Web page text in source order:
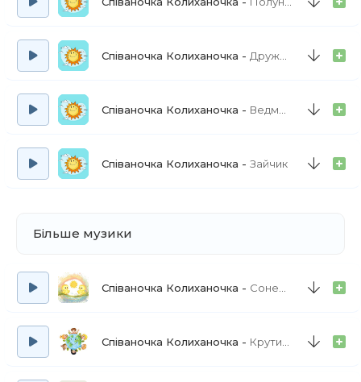
Співаночка Колиханочка Дружба на фермі
Співаночка Колиханочка Ведмежатко
Співаночка Колиханочка Зайчик
Більше музики
Співаночка Колиханочка Сонечко
Співаночка Колиханочка Крутиться земля